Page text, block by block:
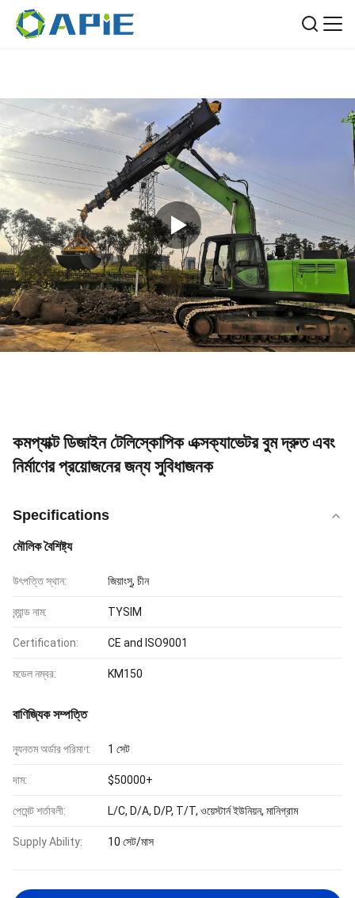
কমপ্যাক্ট ডিজাইন টেলিস্কোপিক এক্সক্যাভেটর বুম দ্রুত এবং
নির্মাণের প্রয়োজনের জন্য সুবিধাজনক
Specifications
মৌলিক বৈশিষ্ট্য
উৎপত্তি স্থান: জিয়াংসু, চীন
ব্র্যান্ড নাম: TYSIM
Certification: CE and ISO9001
মডেল নম্বর: KM150
বাণিজ্যিক সম্পত্তি
ন্যূনতম অর্ডার পরিমাণ: 1 সেট
দাম: $50000+
পেমেন্ট শর্তাবলী: L/C, D/A, D/P, T/T, ওয়েস্টার্ন ইউনিয়ন, মানিগ্রাম
Supply Ability: 10 সেট/মাস